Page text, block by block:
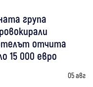
група
отчита
15 000 евро
05 авг